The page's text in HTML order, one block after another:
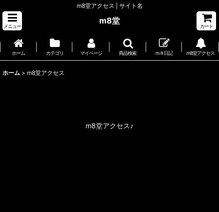
m8堂アクセス | サイト名
メニュー
m8堂
カート
ホーム カテゴリ マイページ 商品検索 m８日記 m8堂アクセス
ホーム > m8堂アクセス
m8堂アクセス♪